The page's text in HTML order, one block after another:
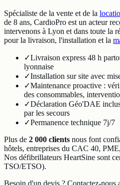
Spécialiste de la vente et de la
de 8 ans, CardioPro est un acteur
intervenons à Lyon et dans toute la
pour la livraison, l'installation et la
✓Livraison express 48 h
lyonnaise
✓Installation sur site avec
✓Maintenance proactive :
des consommables,
✓Déclaration Géo'DAE
par les secours
✓Permanence technique 7j/7
Plus de 2 000 clients nous font
hôtels, entreprises du CAC 40,
Nos défibrillateurs HeartSine sont
TSO/ETSO).